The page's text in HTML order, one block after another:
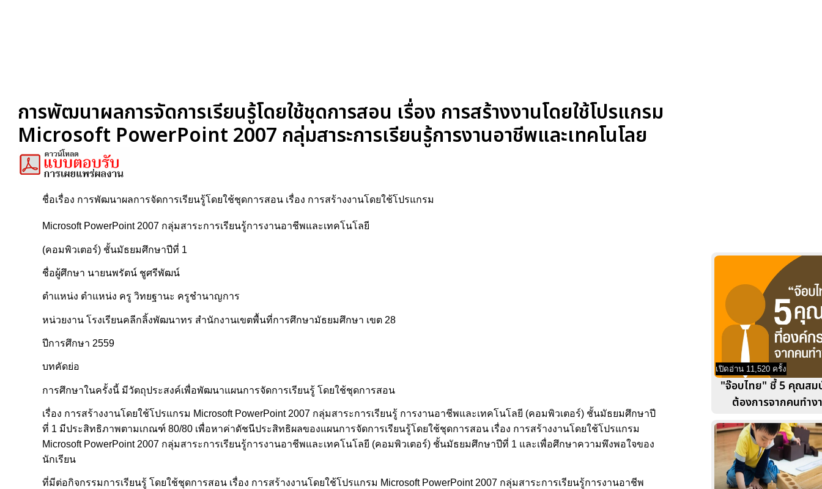
การพัฒนาผลการจัดการเรียนรู้โดยใช้ชุดการสอน เรื่อง การสร้างงานโดยใช้โปรแกรม
Microsoft PowerPoint 2007 กลุ่มสาระการเรียนรู้การงานอาชีพและเทคโนโลย
ชื่อเรื่อง การพัฒนาผลการจัดการเรียนรู้โดยใช้ชุดการสอน เรื่อง การสร้างงานโดยใช้โปรแกรม
Microsoft PowerPoint 2007 กลุ่มสาระการเรียนรู้การงานอาชีพและเทคโนโลยี
(คอมพิวเตอร์) ชั้นมัธยมศึกษาปีที่ 1
ชื่อผู้ศึกษา นายนพรัตน์ ชูศรีพัฒน์
ตำแหน่ง ตำแหน่ง ครู วิทยฐานะ ครูชำนาญการ
หน่วยงาน โรงเรียนคลีกลิ้งพัฒนาทร สำนักงานเขตพื้นที่การศึกษามัธยมศึกษา เขต 28
ปีการศึกษา 2559
บทคัดย่อ
การศึกษาในครั้งนี้ มีวัตถุประสงค์เพื่อพัฒนาแผนการจัดการเรียนรู้ โดยใช้ชุดการสอน
เรื่อง การสร้างงานโดยใช้โปรแกรม Microsoft PowerPoint 2007 กลุ่มสาระการเรียนรู้ การงานอาชีพและเทคโนโลยี (คอมพิวเตอร์) ชั้นมัธยมศึกษาปี
ที่ 1 มีประสิทธิภาพตามเกณฑ์ 80/80 เพื่อหาค่าดัชนีประสิทธิผลของแผนการจัดการเรียนรู้โดยใช้ชุดการสอน เรื่อง การสร้างงานโดยใช้โปรแกรม
Microsoft PowerPoint 2007 กลุ่มสาระการเรียนรู้การงานอาชีพและเทคโนโลยี (คอมพิวเตอร์) ชั้นมัธยมศึกษาปีที่ 1 และเพื่อศึกษาความพึงพอใจของ
นักเรียน
ที่มีต่อกิจกรรมการเรียนรู้ โดยใช้ชุดการสอน เรื่อง การสร้างงานโดยใช้โปรแกรม Microsoft PowerPoint 2007 กลุ่มสาระการเรียนรู้การงานอาชีพ
เปิดอ่าน 11,520 ครั้ง
"จ๊อบไทย" ชี้ 5 คุณสม
ต้องการจากคนทำง